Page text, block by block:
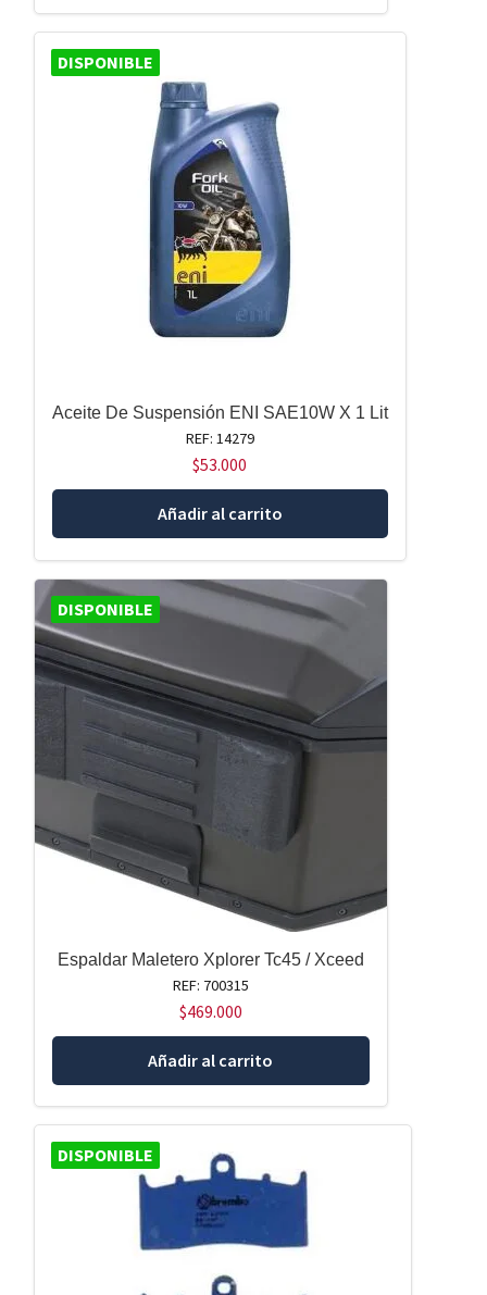
DISPONIBLE
Aceite De Suspensión ENI SAE10W X 1 Lit
REF: 14279
$53.000
Añadir al carrito
DISPONIBLE
Espaldar Maletero Xplorer Tc45 / Xceed
REF: 700315
$469.000
Añadir al carrito
DISPONIBLE